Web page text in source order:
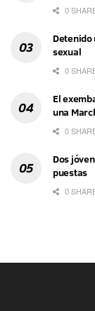
0
sexual
0
El
una
0
Dos
puestas
0